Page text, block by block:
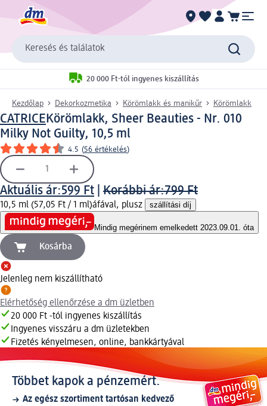
Keresés és találatok
20 000 Ft-tól ingyenes kiszállítás
Kezdőlap Dekorkozmetika Körömlakk és manikűr Körömlakk
CATRICE Körömlakk, Sheer Beauties - Nr. 010
Milky Not Guilty, 10,5 ml
4.5 (56 értékelés)
Aktuális ár:599 Ft Korábbi ár:799 Ft
10,5 ml (57,05 Ft / 1 ml)áfával, plusz szállítási díj
Mindig megérinem emelkedett 2023.09.01. óta
Kosárba
Jelenleg nem kiszállítható
Elérhetőség ellenőrzése a dm üzletben
20 000 Ft -tól ingyenes kiszállítás
Ingyenes visszáru a dm üzletekben
Fizetés kényelmesen, online, bankkártyával
Többet kapok a pénzemért.
Az egész szortiment tartósan kedvező